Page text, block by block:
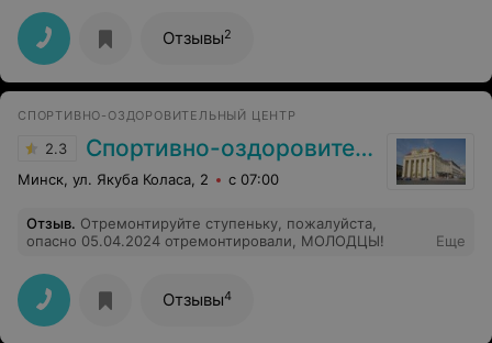
только мне, но и моей дочери, посоветовали нужного
специалиста, и оказали помощь в записи на прием.
Очень доволен процедурой и результатами. С
удовольствием буду рекомендовать его всем своим
знакомым!
Отзывы2
СПОРТИВНО-ОЗДОРОВИТЕЛЬНЫЙ ЦЕНТР
2.3 Спортивно-оздоровительный центр «Олимп»
Минск, ул. Якуба Коласа, 2 с 07:00
Отзыв. Отремонтируйте ступеньку, пожалуйста,
опасно 05.04.2024 отремонтировали, МОЛОДЦЫ!
Еще
Отзывы4